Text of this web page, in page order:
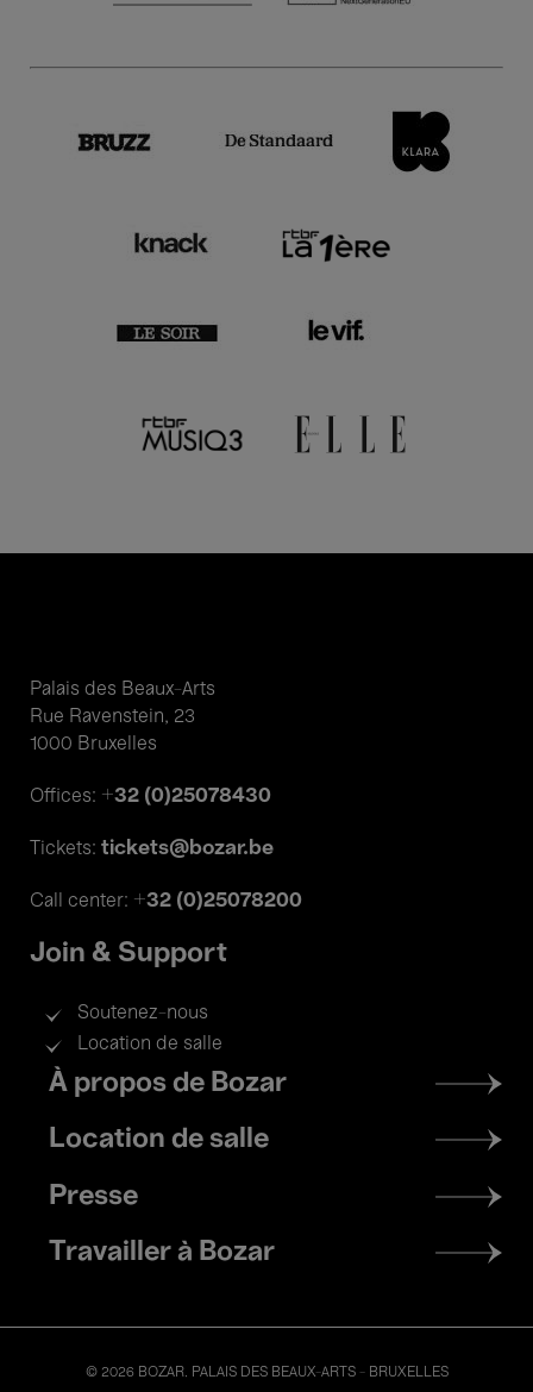
Palais des Beaux-Arts
Rue Ravenstein, 23
1000 Bruxelles
Offices: +32 (0)25078430
Tickets: tickets@bozar.be
Call center: +32 (0)25078200
Join & Support
Soutenez-nous
Location de salle
Footer
menu
À propos de Bozar
Location de salle
Presse
Travailler à Bozar
© 2026 BOZAR. PALAIS DES BEAUX-ARTS - BRUXELLES